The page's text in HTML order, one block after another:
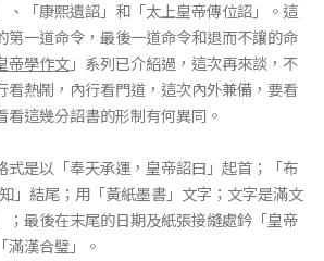
、「康熙遺詔」和「太上皇帝傳位詔」。這
第一道命令，最後一道命令和退而不讓的命
帝學作文」系列已介紹過，這次再來談，不
看熱鬧，內行看門道，這次內外兼備，要看
看這幾分詔書的形制有何異同。
式是以「奉天承運，皇帝詔曰」起首；「布
」結尾；用「黃紙墨書」文字；文字是滿文
；最後在末尾的日期及紙張接縫處鈐「皇帝
滿漢合璧」。